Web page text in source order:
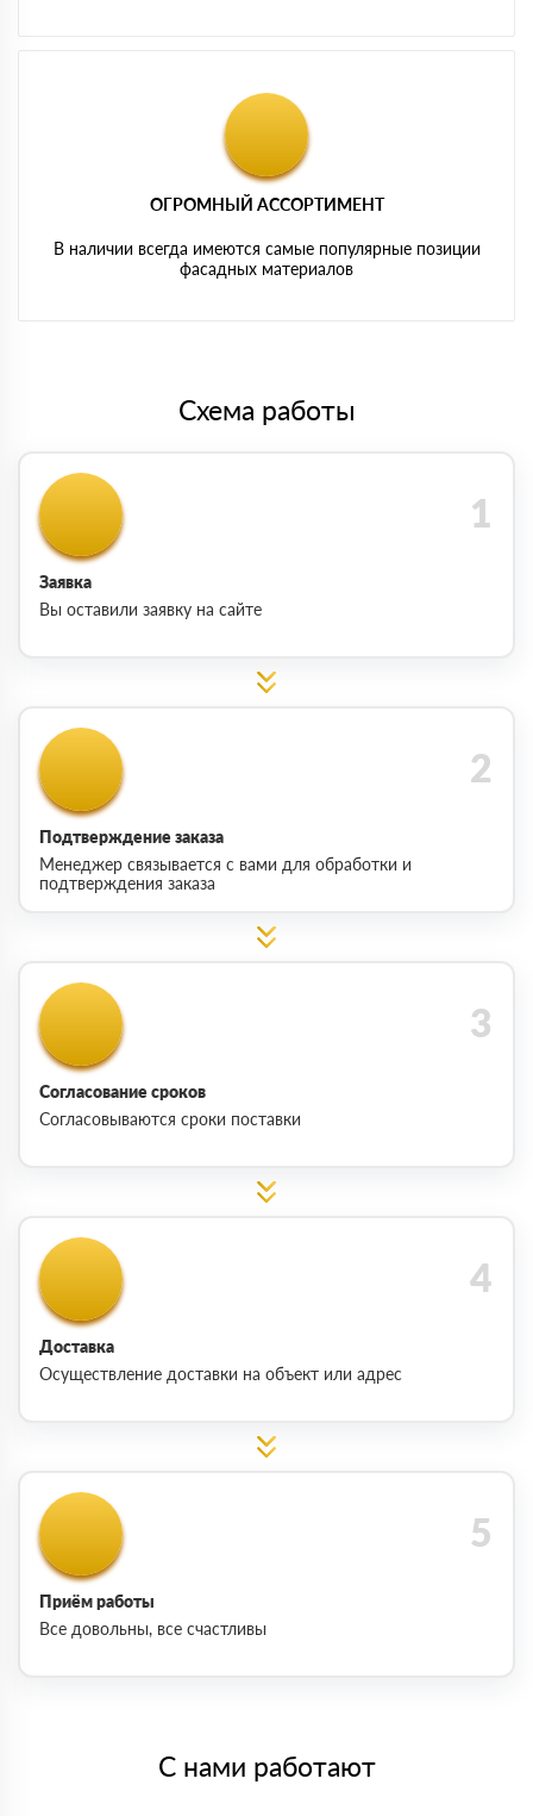
ОГРОМНЫЙ АССОРТИМЕНТ
В наличии всегда имеются самые популярные позиции
фасадных материалов
Схема работы
Заявка
Вы оставили заявку на сайте
Подтверждение заказа
Менеджер связывается с вами для обработки и
подтверждения заказа
Согласование сроков
Согласовываются сроки поставки
Доставка
Осуществление доставки на объект или адрес
Приём работы
Все довольны, все счастливы
С нами работают